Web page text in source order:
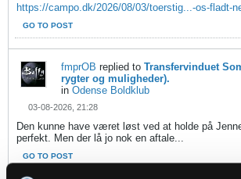
https://campo.dk/2026/08/03/toerstig...-os-fladt-
GO TO POST
fmprOB replied to Transfervinduet
rygter og muligheder).
in Odense Boldklub
03-08-2026, 21:28
Den kunne have været løst ved at holde på
perfekt. Men der lå jo nok en aftale...
GO TO POST